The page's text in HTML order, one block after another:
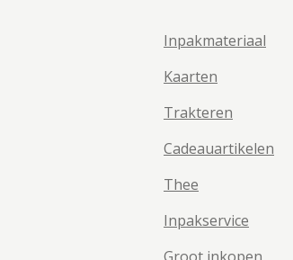
Inpakmateriaal
Kaarten
Trakteren
Cadeauartikelen
Thee
Inpakservice